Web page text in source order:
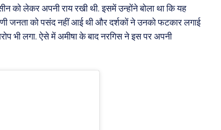
को लेकर अपनी राय रखी थी. इसमें उन्होंने बोला था कि यह
जनता को पसंद नहीं आई थी और दर्शकों ने उनको फटकार लगाई
भी लगा. ऐसे में अमीषा के बाद नरगिस ने इस पर अपनी